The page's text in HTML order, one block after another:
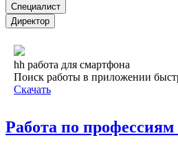
Специалист
Директор
hh работа для смартфона
Поиск работы в приложении
Скачать
Работа по